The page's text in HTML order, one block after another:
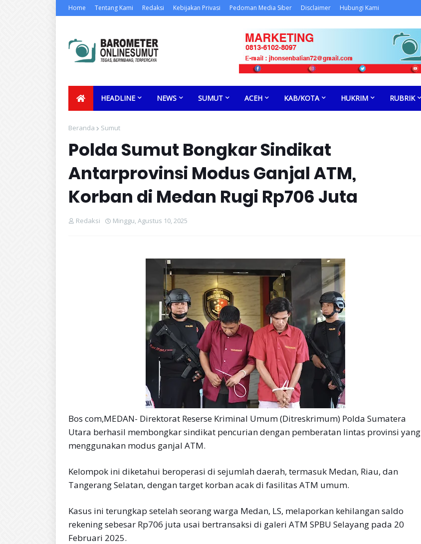
Home Tentang Kami Redaksi Kebijakan Privasi Pedoman Media Siber Disclaimer Hubungi Kami
HEADLINE NEWS SUMUT ACEH KAB/KOTA HUKRIM RUBRIK
Beranda Sumut
Polda Sumut Bongkar Sindikat
Antarprovinsi Modus Ganjal ATM,
Korban di Medan Rugi Rp706 Juta
Redaksi Minggu, Agustus 10, 2025
Bos com,MEDAN- Direktorat Reserse Kriminal Umum (Ditreskrimum) Polda Sumatera
Utara berhasil membongkar sindikat pencurian dengan pemberatan lintas provinsi yang
menggunakan modus ganjal ATM.
Kelompok ini diketahui beroperasi di sejumlah daerah, termasuk Medan, Riau, dan
Tangerang Selatan, dengan target korban acak di fasilitas ATM umum.
Kasus ini terungkap setelah seorang warga Medan, LS, melaporkan kehilangan saldo
rekening sebesar Rp706 juta usai bertransaksi di galeri ATM SPBU Selayang pada 20
Februari 2025.